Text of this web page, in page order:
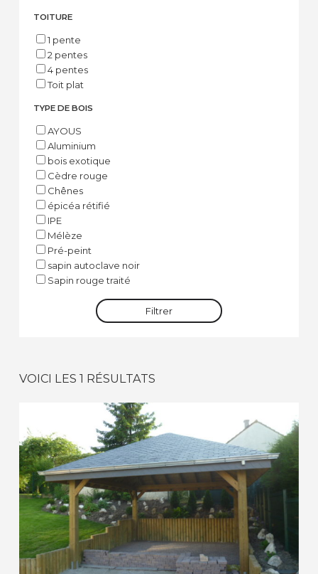
TOITURE
1 pente
2 pentes
4 pentes
Toit plat
TYPE DE BOIS
AYOUS
Aluminium
bois exotique
Cèdre rouge
Chênes
épicéa rétifié
IPE
Mélèze
Pré-peint
sapin autoclave noir
Sapin rouge traité
Filtrer
VOICI LES 1 RÉSULTATS